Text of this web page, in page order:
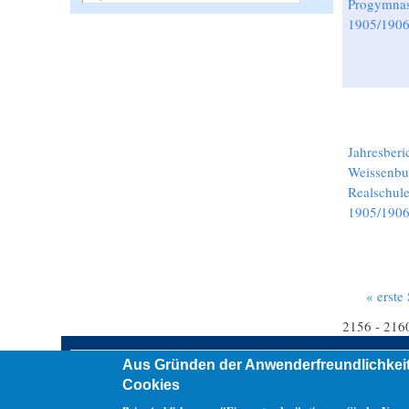
1905/1906
Realschule
1905/
Seiten
« erste
2156 -
Übersicht (Sitemap) erweiterte Suche Kontakt Datenschutz
Aus Gründen der
Cookies